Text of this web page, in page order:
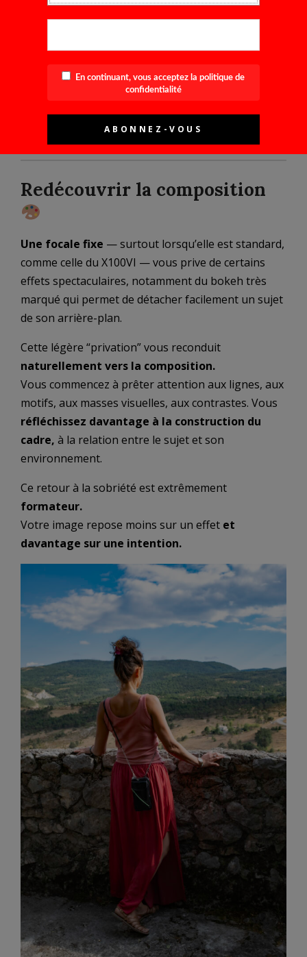
Redécouvrir la composition
Une focale fixe — surtout lorsqu’elle est standard,
comme celle du X100VI — vous prive de certains
effets spectaculaires, notamment du bokeh très
marqué qui permet de détacher facilement un sujet
de son arrière-plan.
Cette légère “privation” vous reconduit
naturellement vers la composition.
Vous commencez à prêter attention aux lignes, aux
motifs, aux masses visuelles, aux contrastes. Vous
réfléchissez davantage à la construction du
cadre, à la relation entre le sujet et son
environnement.
Ce retour à la sobriété est extrêmement
formateur.
Votre image repose moins sur un effet et
davantage sur une intention.
En continuant, vous acceptez la politique de
confidentialité